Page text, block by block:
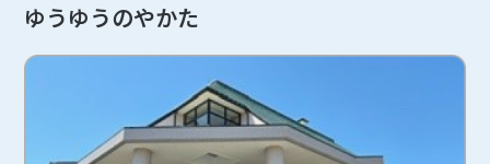
ゆうゆうのやかた